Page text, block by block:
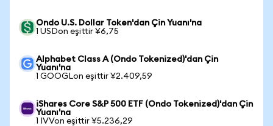
Ondo U.S. Dollar Token'dan Çin Yuanı'na
1 USDon eşittir ¥6,75
Alphabet Class A (Ondo Tokenized)'dan Çin
Yuanı'na
1 GOOGLon eşittir ¥2.409,59
iShares Core S&P 500 ETF (Ondo Tokenized)'dan Çin
Yuanı'na
1 IVVon eşittir ¥5.236,29